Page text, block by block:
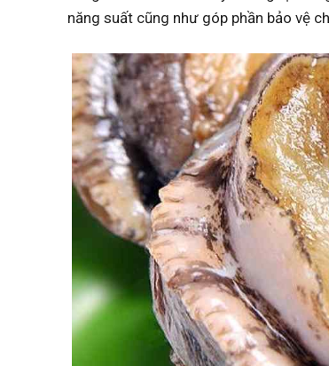
năng suất cũng như góp phần bảo vệ